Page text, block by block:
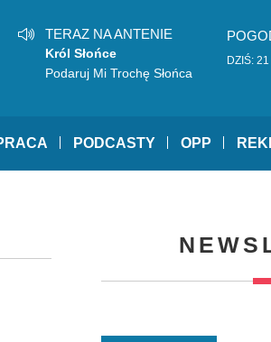
TERAZ NA ANTENIE
Król Słońce
Podaruj Mi Trochę Słońca
DZIŚ: 21
PODCASTY OPP